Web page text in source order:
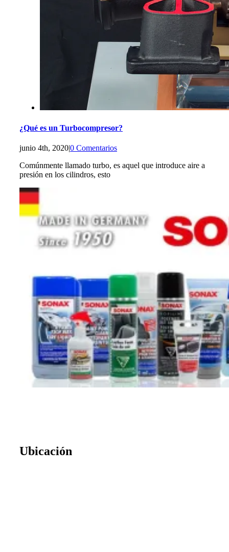
¿Qué es un Turbocompresor?
junio 4th, 2020|0 Comentarios
Comúnmente llamado turbo, es aquel que introduce aire a
presión en los cilindros, esto
Ubicación